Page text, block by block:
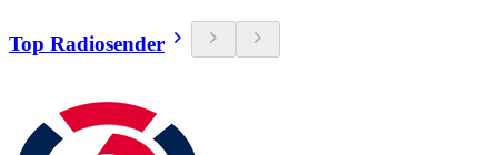
Top Radiosender